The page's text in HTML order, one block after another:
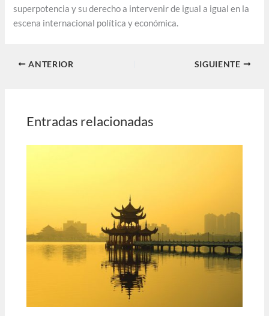
superpotencia y su derecho a intervenir de igual a igual en la
escena internacional política y económica.
ANTERIOR SIGUIENTE
Entradas relacionadas